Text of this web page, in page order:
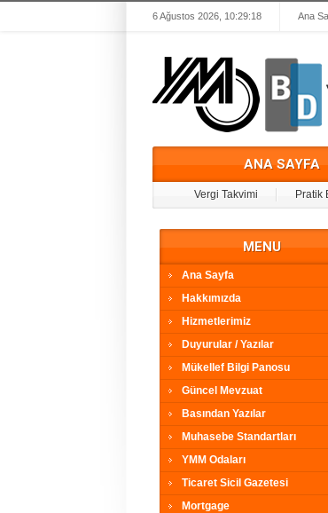
6 Ağustos 2026, 10:29:18 Ana
ANA SAYFA
Vergi Takvimi Pratik
MENU
Ana Sayfa
Hakkımızda
Hizmetlerimiz
Duyurular / Yazılar
Mükellef Bilgi Panosu
Güncel Mevzuat
Basından Yazılar
Muhasebe Standartları
YMM Odaları
Ticaret Sicil Gazetesi
Mortgage